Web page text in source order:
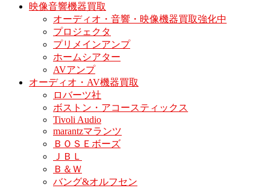
映像音響機器買取
オーディオ・音響・映像機器買取強化中
プロジェクタ
プリメインアンプ
ホームシアター
AVアンプ
オーディオ・AV機器買取
ロバーツ社
ボストン・アコースティックス
Tivoli Audio
marantzマランツ
ＢＯＳＥボーズ
ＪＢＬ
Ｂ＆Ｗ
バング&オルフセン